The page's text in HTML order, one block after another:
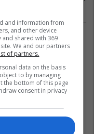
nga skuadra
and information from
and other device
and shared with 369
We and our partners
of partners.
data on the basis
to by managing
the bottom of this page
consent in privacy